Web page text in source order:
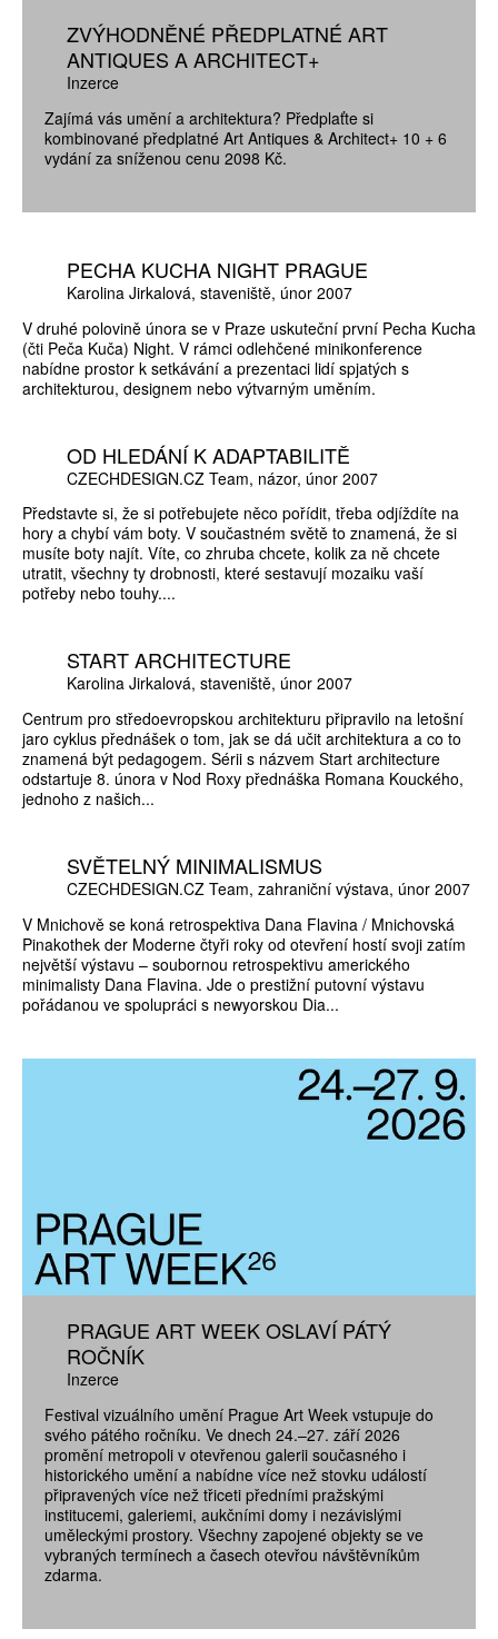
ZVÝHODNĚNÉ PŘEDPLATNÉ ART
ANTIQUES A ARCHITECT+
Inzerce
Zajímá vás umění a architektura? Předplaťte si
kombinované předplatné Art Antiques & Architect+ 10 + 6
vydání za sníženou cenu 2098 Kč.
PECHA KUCHA NIGHT PRAGUE
Karolina Jirkalová staveniště únor 2007
V druhé polovině února se v Praze uskuteční první Pecha Kucha
(čti Peča Kuča) Night. V rámci odlehčené minikonference
nabídne prostor k setkávání a prezentaci lidí spjatých s
architekturou, designem nebo výtvarným uměním.
OD HLEDÁNÍ K ADAPTABILITĚ
CZECHDESIGN.CZ Team názor únor 2007
Představte si, že si potřebujete něco pořídit, třeba odjíždíte na
hory a chybí vám boty. V součastném světě to znamená, že si
musíte boty najít. Víte, co zhruba chcete, kolik za ně chcete
utratit, všechny ty drobnosti, které sestavují mozaiku vaší
potřeby nebo touhy....
START ARCHITECTURE
Karolina Jirkalová staveniště únor 2007
Centrum pro středoevropskou architekturu připravilo na letošní
jaro cyklus přednášek o tom, jak se dá učit architektura a co to
znamená být pedagogem. Sérii s názvem Start architecture
odstartuje 8. února v Nod Roxy přednáška Romana Kouckého,
jednoho z našich...
SVĚTELNÝ MINIMALISMUS
CZECHDESIGN.CZ Team zahraniční výstava únor 2007
V Mnichově se koná retrospektiva Dana Flavina / Mnichovská
Pinakothek der Moderne čtyři roky od otevření hostí svoji zatím
největší výstavu – soubornou retrospektivu amerického
minimalisty Dana Flavina. Jde o prestižní putovní výstavu
pořádanou ve spolupráci s newyorskou Dia...
PRAGUE ART WEEK OSLAVÍ PÁTÝ
ROČNÍK
Inzerce
Festival vizuálního umění Prague Art Week vstupuje do
svého pátého ročníku. Ve dnech 24.–27. září 2026
promění metropoli v otevřenou galerii současného i
historického umění a nabídne více než stovku událostí
připravených více než třiceti předními pražskými
institucemi, galeriemi, aukčními domy i nezávislými
uměleckými prostory. Všechny zapojené objekty se ve
vybraných termínech a časech otevřou návštěvníkům
zdarma.